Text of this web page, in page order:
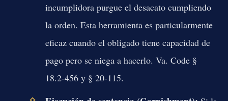
incumplidora purgue el desacato cumpliendo
la orden. Esta herramienta es particularmente
eficaz cuando el obligado tiene capacidad de
pago pero se niega a hacerlo. Va. Code §
18.2-456 y § 20-115.